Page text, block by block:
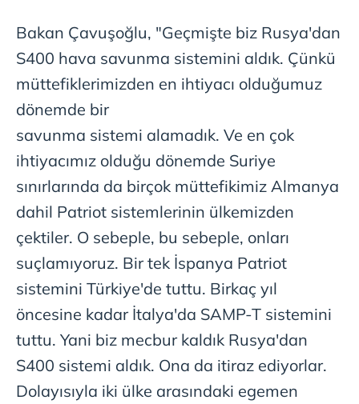
Bakan Çavuşoğlu, "Geçmişte biz Rusya'dan
S400 hava savunma sistemini aldık. Çünkü
müttefiklerimizden en ihtiyacı olduğumuz
dönemde bir
savunma sistemi alamadık. Ve en çok
ihtiyacımız olduğu dönemde Suriye
sınırlarında da birçok müttefikimiz Almanya
dahil Patriot sistemlerinin ülkemizden
çektiler. O sebeple, bu sebeple, onları
suçlamıyoruz. Bir tek İspanya Patriot
sistemini Türkiye'de tuttu. Birkaç yıl
öncesine kadar İtalya'da SAMP-T sistemini
tuttu. Yani biz mecbur kaldık Rusya'dan
S400 sistemi aldık. Ona da itiraz ediyorlar.
Dolayısıyla iki ülke arasındaki egemen